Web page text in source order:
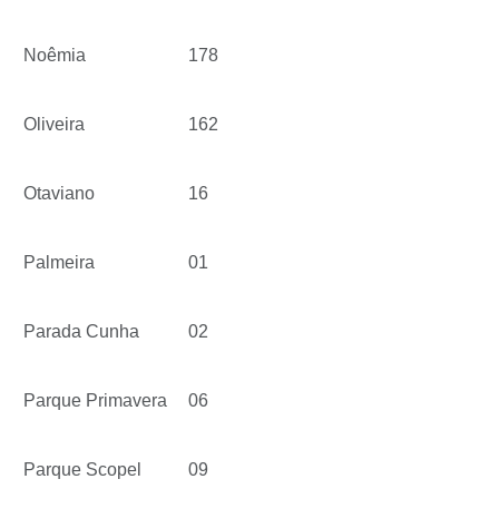
Noêmia 178
Oliveira 162
Otaviano 16
Palmeira 01
Parada Cunha 02
Parque Primavera 06
Parque Scopel 09